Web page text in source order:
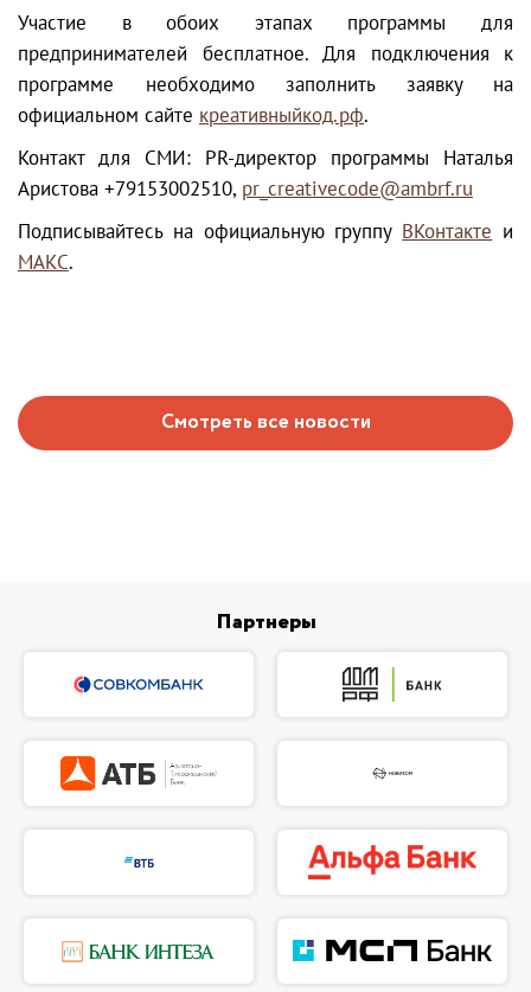
Участие в обоих этапах программы для
предпринимателей бесплатное. Для подключения к
программе необходимо заполнить заявку на
официальном сайте креативныйкод.рф.
Контакт для СМИ: PR-директор программы Наталья
Аристова +79153002510, pr_creativecode@ambrf.ru
Подписывайтесь на официальную группу ВКонтакте и
МАКС.
Смотреть все новости
Партнеры